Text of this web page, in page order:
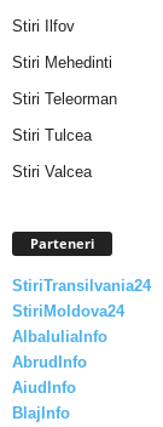
Stiri Ilfov
Stiri Mehedinti
Stiri Teleorman
Stiri Tulcea
Stiri Valcea
Parteneri
StiriTransilvania24
StiriMoldova24
AlbaIuliaInfo
AbrudInfo
AiudInfo
BlajInfo